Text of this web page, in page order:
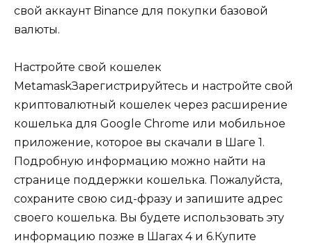
свой аккаунт Binance для покупки базовой
валюты.
Настройте свой кошелек
MetamaskЗарегистрируйтесь и настройте свой
криптовалютный кошелек через расширение
кошелька для Google Chrome или мобильное
приложение, которое вы скачали в Шаге 1.
Подробную информацию можно найти на
странице поддержки кошелька. Пожалуйста,
сохраните свою сид-фразу и запишите адрес
своего кошелька. Вы будете использовать эту
информацию позже в Шагах 4 и 6.Купите